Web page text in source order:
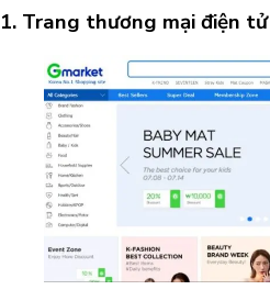
1. Trang thương mại điện